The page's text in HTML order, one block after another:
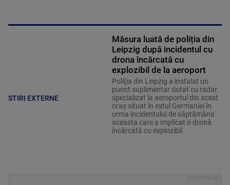
STIRI EXTERNE
Măsura luată de poliția din
Leipzig după incidentul cu
drona încărcată cu
explozibil de la aeroport
Poliţia din Leipzig a instalat un
punct suplimentar dotat cu radar
specializat la aeroportul din acest
oraş situat în estul Germaniei în
urma incidentului de săptămâna
aceasta care a implicat o dronă
încărcată cu explozibil.